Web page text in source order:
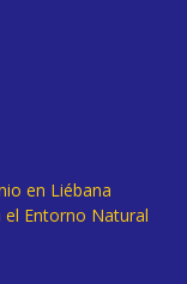
en Liébana
el Entorno Natural